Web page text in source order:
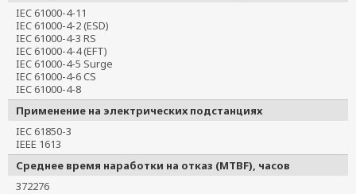
IEC 61000-4-11
IEC 61000-4-2 (ESD)
IEC 61000-4-3 RS
IEC 61000-4-4 (EFT)
IEC 61000-4-5 Surge
IEC 61000-4-6 CS
IEC 61000-4-8
Применение на электрических подстанциях
IEC 61850-3
IEEE 1613
Среднее время наработки на отказ (MTBF), часов
372276